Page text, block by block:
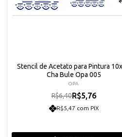
Stencil de Acetato para Pintura
Cha Bule Opa 005
OPA
R$6,40R$5,76
R$5,47 com PIX